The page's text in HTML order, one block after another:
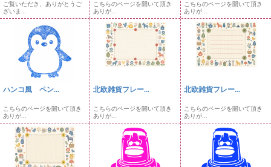
ご覧いただき、ありがとうご
ざいま...
こちらのページを開いて頂き
ありが...
こちらのページを開いて頂き
ありが...
ハンコ風 ペン...
こちらのページを開いて頂き
ありが...
北欧雑貨フレー...
こちらのページを開いて頂き
ありが...
北欧雑貨フレー...
こちらのページを開いて頂き
ありが...